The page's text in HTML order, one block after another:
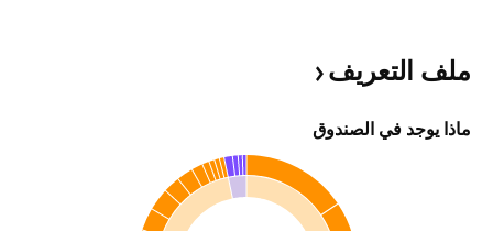
ملف التعريف
ماذا يوجد في الصندوق